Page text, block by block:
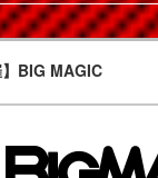
BIG MAGIC